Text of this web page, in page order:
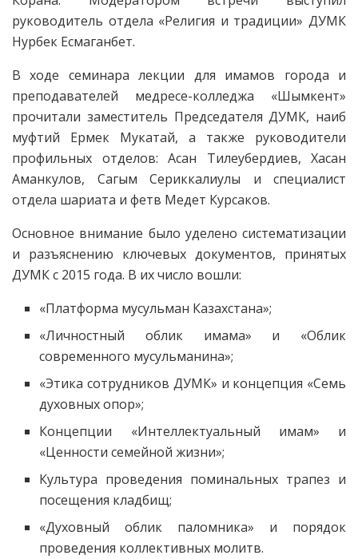
руководитель отдела «Религия и традиции» ДУМК
Нурбек Есмаганбет.
В ходе семинара лекции для имамов города и
преподавателей медресе-колледжа «Шымкент»
прочитали заместитель Председателя ДУМК, наиб
муфтий Ермек Мукатай, а также руководители
профильных отделов: Асан Тилеубердиев, Хасан
Аманкулов, Сагым Сериккалиулы и специалист
отдела шариата и фетв Медет Курсаков.
Основное внимание было уделено систематизации
и разъяснению ключевых документов, принятых
ДУМК с 2015 года. В их число вошли:
«Платформа мусульман Казахстана»;
«Личностный облик имама» и «Облик
современного мусульманина»;
«Этика сотрудников ДУМК» и концепция «Семь
духовных опор»;
Концепции «Интеллектуальный имам» и
«Ценности семейной жизни»;
Культура проведения поминальных трапез и
посещения кладбищ;
«Духовный облик паломника» и порядок
проведения коллективных молитв.